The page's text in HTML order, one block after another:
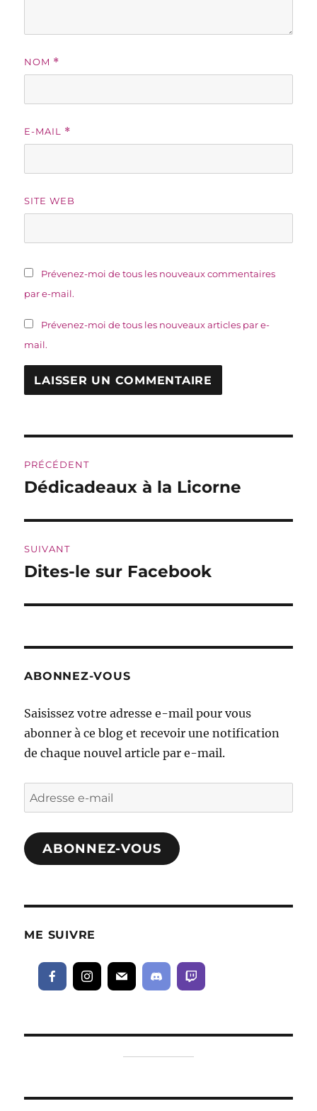
NOM *
E-MAIL *
SITE WEB
Prévenez-moi de tous les nouveaux commentaires
par e-mail.
Prévenez-moi de tous les nouveaux articles par e-
mail.
de
PRÉCÉDENT
Publication
Dédicadeaux à la Licorne
SUIVANT
Publication
Dites-le sur Facebook
ABONNEZ-VOUS
Saisissez votre adresse e-mail pour vous
abonner à ce blog et recevoir une notification
de chaque nouvel article par e-mail.
Adresse
e-
mail
ABONNEZ-VOUS
ME SUIVRE